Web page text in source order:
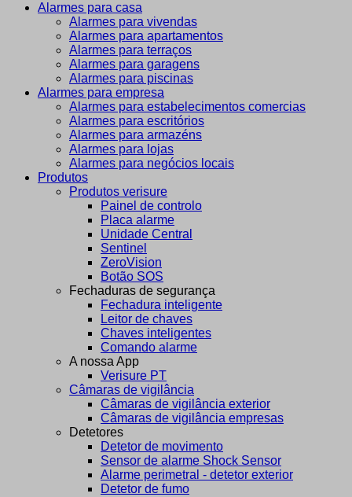
Alarmes para casa
Alarmes para vivendas
Alarmes para apartamentos
Alarmes para terraços
Alarmes para garagens
Alarmes para piscinas
Alarmes para empresa
Alarmes para estabelecimentos comercias
Alarmes para escritórios
Alarmes para armazéns
Alarmes para lojas
Alarmes para negócios locais
Produtos
Produtos verisure
Painel de controlo
Placa alarme
Unidade Central
Sentinel
ZeroVision
Botão SOS
Fechaduras de segurança
Fechadura inteligente
Leitor de chaves
Chaves inteligentes
Comando alarme
A nossa App
Verisure PT
Câmaras de vigilância
Câmaras de vigilância exterior
Câmaras de vigilância empresas
Detetores
Detetor de movimento
Sensor de alarme Shock Sensor
Alarme perimetral - detetor exterior
Detetor de fumo